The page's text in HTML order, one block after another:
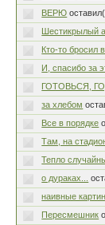
ВЕРЮ
Шестикрылый
Кто-то бросил в
И, спасибо за
ГОТОВЬСЯ,
за хлебом
Все в порядке
Там, на
Тепло
о дураках...
наивные
Пересмешник